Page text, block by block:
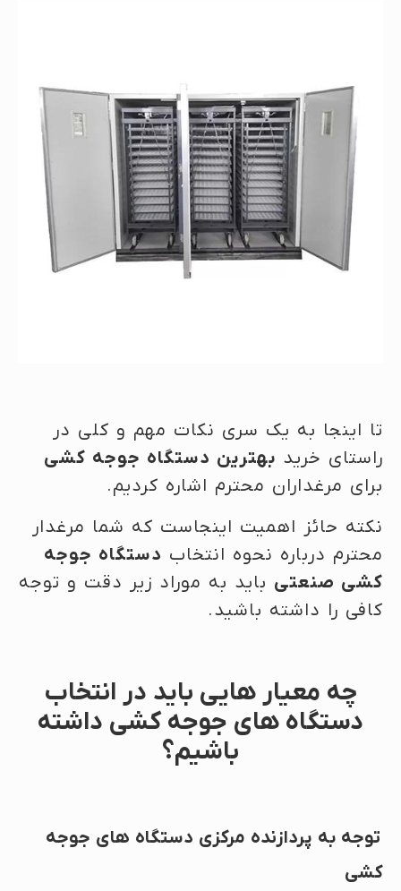
تا اینجا به یک سری نکات مهم و کلی در
راستای خرید بهترین دستگاه جوجه کشی
برای مرغداران محترم اشاره کردیم.
نکته حائز اهمیت اینجاست که شما مرغدار
محترم درباره نحوه انتخاب دستگاه جوجه
کشی صنعتی باید به موراد زیر دقت و توجه
کافی را داشته باشید.
چه معیار هایی باید در انتخاب
دستگاه های جوجه کشی داشته
باشیم؟
توجه به پردازنده مرکزی دستگاه های جوجه
کشی